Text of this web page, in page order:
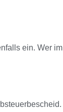
ein. Wer im